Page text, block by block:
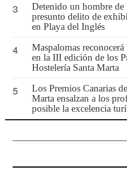
3
Detenido un hombre de
presunto delito de
en Playa del Inglés
4
Maspalomas
en la III edición de los
Hostelería Santa Marta
5
Los Premios Canarias
Marta ensalzan a los
posible la excelencia